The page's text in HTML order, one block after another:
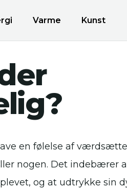
Varme Kunst
en følelse af
nogen. Det indebærer
og at udtrykke sin